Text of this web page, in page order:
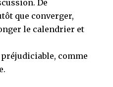
De
que converger,
le calendrier et
comme